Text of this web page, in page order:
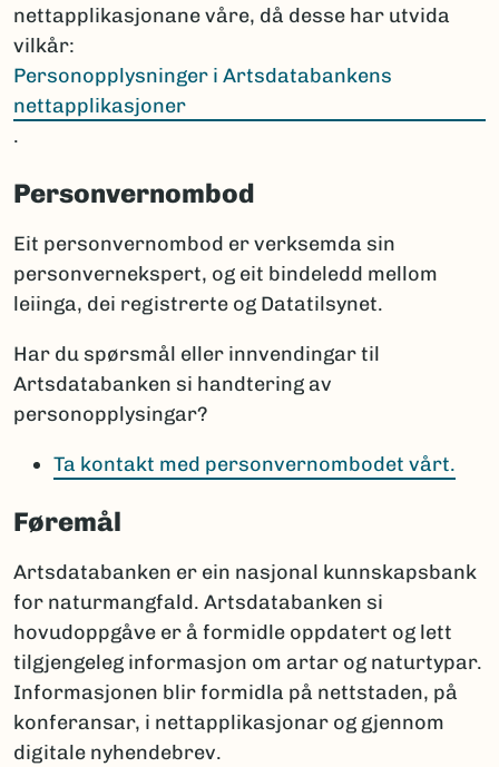
nettapplikasjonane våre, då desse har utvida
vilkår:
Personopplysninger i Artsdatabankens
nettapplikasjoner
.
Personvernombod
Eit personvernombod er verksemda sin
personvernekspert, og eit bindeledd mellom
leiinga, dei registrerte og Datatilsynet.
Har du spørsmål eller innvendingar til
Artsdatabanken si handtering av
personopplysingar?
Ta kontakt med personvernombodet vårt.
Føremål
Artsdatabanken er ein nasjonal kunnskapsbank
for naturmangfald. Artsdatabanken si
hovudoppgåve er å formidle oppdatert og lett
tilgjengeleg informasjon om artar og naturtypar.
Informasjonen blir formidla på nettstaden, på
konferansar, i nettapplikasjonar og gjennom
digitale nyhendebrev.